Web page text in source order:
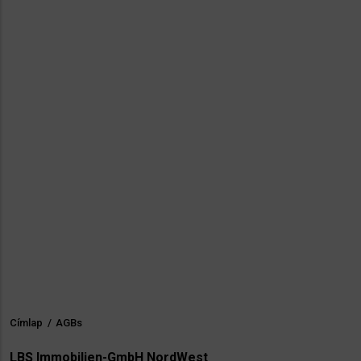
Morzsa
Címlap / AGBs
LBS Immobilien-GmbH NordWest